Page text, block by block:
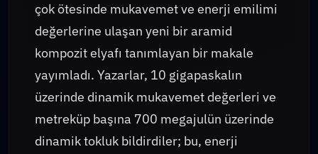
çok ötesinde mukavemet ve enerji emilimi
değerlerine ulaşan yeni bir aramid
kompozit elyafı tanımlayan bir makale
yayımladı. Yazarlar, 10 gigapaskalın
üzerinde dinamik mukavemet değerleri ve
metreküp başına 700 megajulün üzerinde
dinamik tokluk bildirdiler; bu, enerji